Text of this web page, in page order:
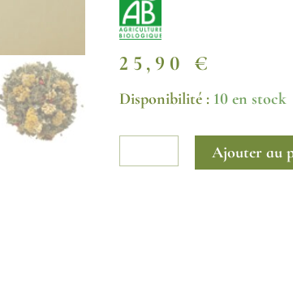
25,90 €
Disponibilité : 10 en stock
quantité
distributeur
Ajouter au